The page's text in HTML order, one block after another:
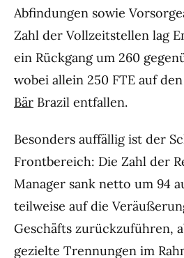
Abfindungen sowie
Zahl der Vollzeitstellen lag
ein Rückgang um 260
wobei allein 250 FTE auf
Bär Brazil entfallen.
Besonders auffällig ist der
Frontbereich: Die Zahl der
Manager sank netto um 94
teilweise auf die
Geschäfts zurückzuführen,
gezielte Trennungen im